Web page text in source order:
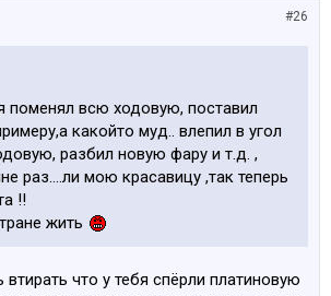
#26
поменял всю ходовую, поставил
какойто муд.. влепил в угол
разбил новую фару и т.д. ,
раз....ли мою красавицу ,так теперь
!!
жить
что у тебя спёрли платиновую